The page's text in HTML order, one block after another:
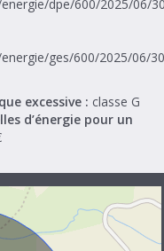
excessive : classe G
d’énergie pour un